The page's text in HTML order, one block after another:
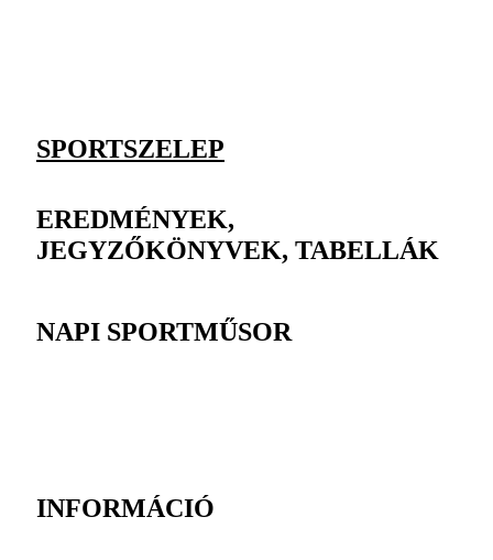
SPORTSZELEP
EREDMÉNYEK,
JEGYZŐKÖNYVEK, TABELLÁK
NAPI SPORTMŰSOR
INFORMÁCIÓ